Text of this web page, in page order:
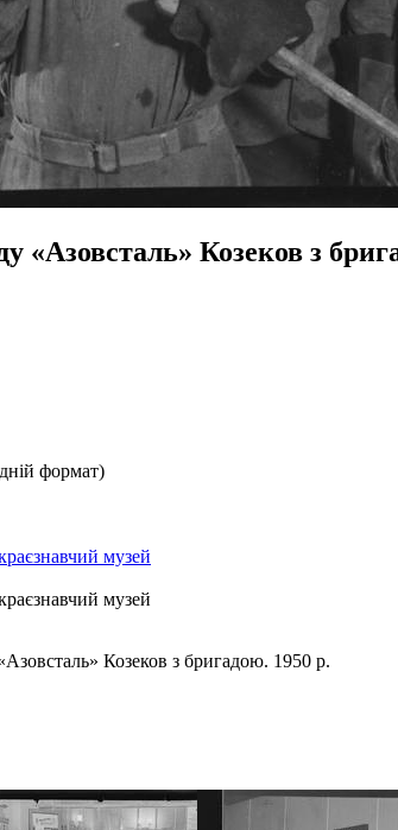
«Азовсталь» Козеков з
формат)
музей
музей
Козеков з бригадою. 1950 р.